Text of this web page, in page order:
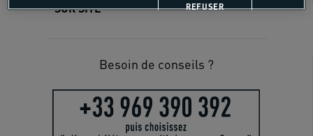
SUR SITE
Besoin de conseils ?
REFUSER